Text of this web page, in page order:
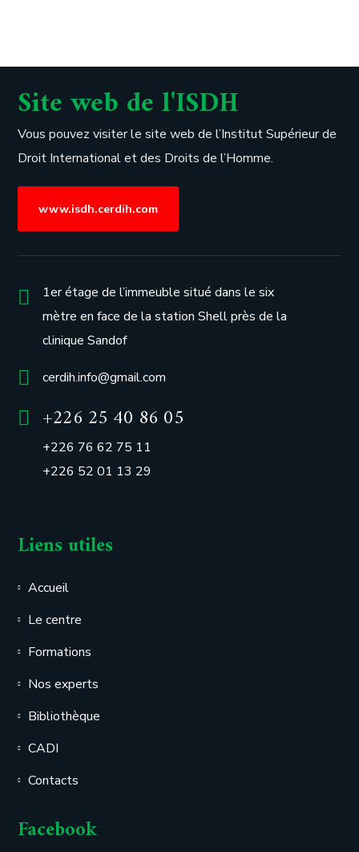
Site web de l'ISDH
Vous pouvez visiter le site web de l’Institut Supérieur de
Droit International et des Droits de l’Homme.
www.isdh.cerdih.com
1er étage de l’immeuble situé dans le six
mètre en face de la station Shell près de la
clinique Sandof
cerdih.info@gmail.com
+226 25 40 86 05
+226 76 62 75 11
+226 52 01 13 29
Liens utiles
Accueil
Le centre
Formations
Nos experts
Bibliothèque
CADI
Contacts
Facebook